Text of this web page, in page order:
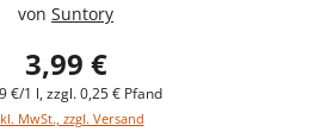
von Suntory
3,99 €
€/1 l, zzgl. 0,25 € Pfand
MwSt., zzgl. Versand